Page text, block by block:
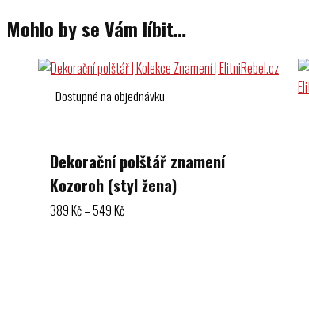
Mohlo by se Vám líbit…
Dostupné na objednávku
Dekorační polštář znamení
Kozoroh (styl žena)
389Kč–549KčRozpětí